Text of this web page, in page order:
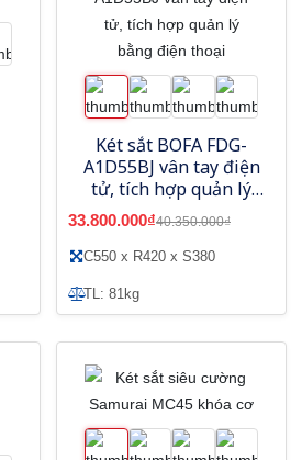
Két sắt BOFA FDG-
A1D55BJ vân tay điện
tử, tích hợp quản lý
bằng điện thoại
33.800.000₫40.350.000₫
C550 x R420 x S380
TL: 81kg